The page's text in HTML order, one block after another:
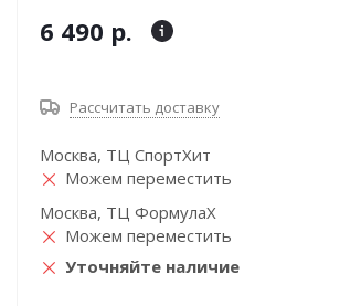
6 490 р.
Рассчитать доставку
Москва, ТЦ СпортХит
Можем переместить
Москва, ТЦ ФормулаХ
Можем переместить
Уточняйте наличие